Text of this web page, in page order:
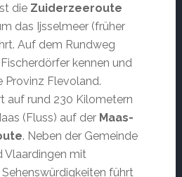
die Zuiderzeeroute
das Ijsselmeer (früher
Auf dem Rundweg
kennen und
Provinz Flevoland.
auf rund 230 Kilometern
(Fluss) auf der Maas-
. Neben der Gemeinde
Vlaardingen mit
führt